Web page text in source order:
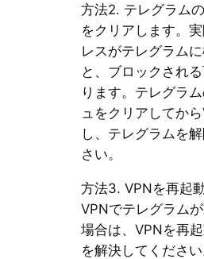
方法2. テレグラム
をクリアします。
レスがテレグラム
と、ブロックされ
ります。テレグラ
ュをクリアしてか
し、テレグラムを
さい。
方法3. VPNを再起動
VPNでテレグラム
場合は、VPNを再
を解決してください